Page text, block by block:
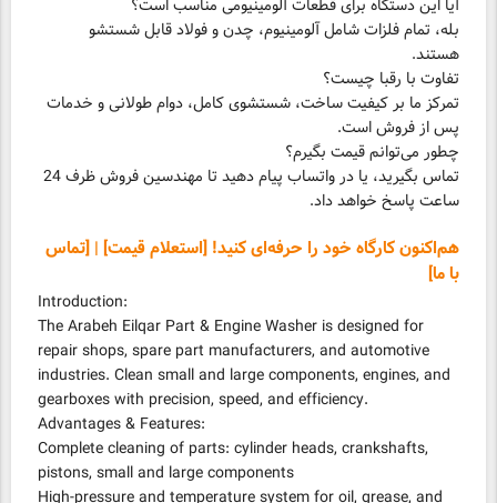
بله، تمام فلزات شامل آلومینیوم، چدن و فولاد قابل شستشو
هستند.
تمرکز ما بر کیفیت ساخت، شستشوی کامل، دوام طولانی و خدمات
پس از فروش است.
تماس بگیرید، یا در واتساب پیام دهید تا مهندسین فروش ظرف 24
ساعت پاسخ خواهد داد.
هم‌اکنون کارگاه خود را حرفه‌ای کنید! [استعلام قیمت] | [تماس
با ما]
Introduction:
The Arabeh Eilqar Part & Engine Washer is designed for
repair shops, spare part manufacturers, and automotive
industries. Clean small and large components, engines, and
gearboxes with precision, speed, and efficiency.
Advantages & Features:
Complete cleaning of parts: cylinder heads, crankshafts,
pistons, small and large components